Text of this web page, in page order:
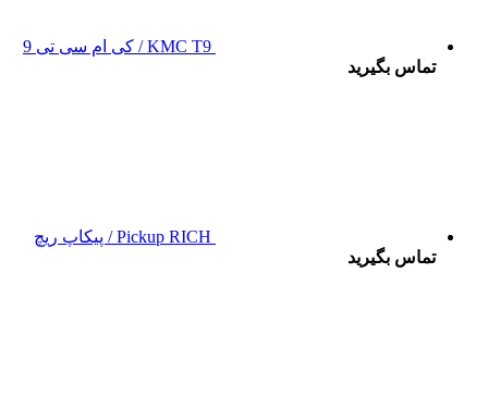
KMC T9 / کی ام سی تی 9
تماس بگیرید
Pickup RICH / پیکاپ ریچ
تماس بگیرید